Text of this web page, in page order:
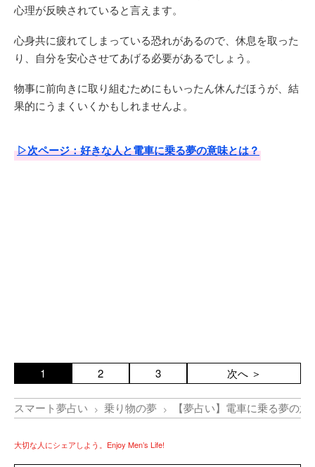
心理が反映されていると言えます。
心身共に疲れてしまっている恐れがあるので、休息を取った
り、自分を安心させてあげる必要があるでしょう。
物事に前向きに取り組むためにもいったん休んだほうが、結
果的にうまくいくかもしれませんよ。
▷次ページ：好きな人と電車に乗る夢の意味とは？
1 2 3 次へ ＞
スマート夢占い 乗り物の夢 【夢占い】電車に乗る夢の
大切な人にシェアしよう。Enjoy Men’s Life!